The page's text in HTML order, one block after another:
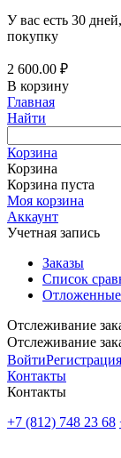
У вас есть 30
покупку
2 600.00 ₽
В корзину
Главная
Найти
Корзина
Корзина
Корзина пуста
Моя корзина
Аккаунт
Учетная запись
Заказы
Список
Отслеживание
Отслеживание
ВойтиРегистрация
Контакты
Контакты
+7 (812) 748 23 68